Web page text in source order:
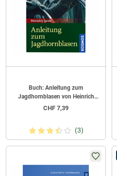
Buch: Anleitung zum
Jagdhornblasen von Heinrich
Jacob
CHF 7,39
(3)